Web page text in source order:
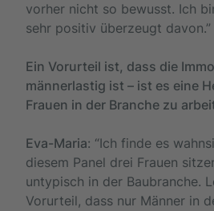
vorher nicht so bewusst. Ich
sehr positiv überzeugt davon.”
Ein Vorurteil ist, dass die
männerlastig ist – ist es eine
Frauen in der Branche zu
Eva-Maria: “Ich finde es
diesem Panel drei Frauen
untypisch in der Baubranche.
Vorurteil, dass nur Männer in